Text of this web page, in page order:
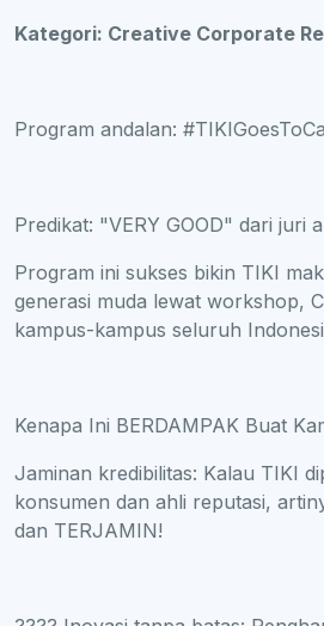
Kategori: Creative Corporate
Program andalan:
Predikat: "VERY GOOD" dari juri
Program ini sukses bikin TIKI
generasi muda lewat workshop,
kampus-kampus seluruh
Kenapa Ini BERDAMPAK Buat
Jaminan kredibilitas: Kalau TIKI
konsumen dan ahli reputasi,
dan TERJAMIN!